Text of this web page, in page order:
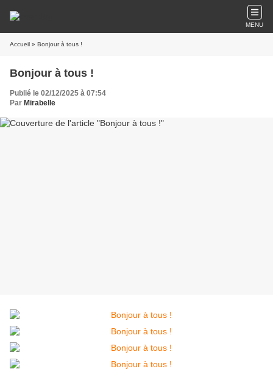
MENU
Accueil » Bonjour à tous !
Bonjour à tous !
Publié le 02/12/2025 à 07:54
Par Mirabelle